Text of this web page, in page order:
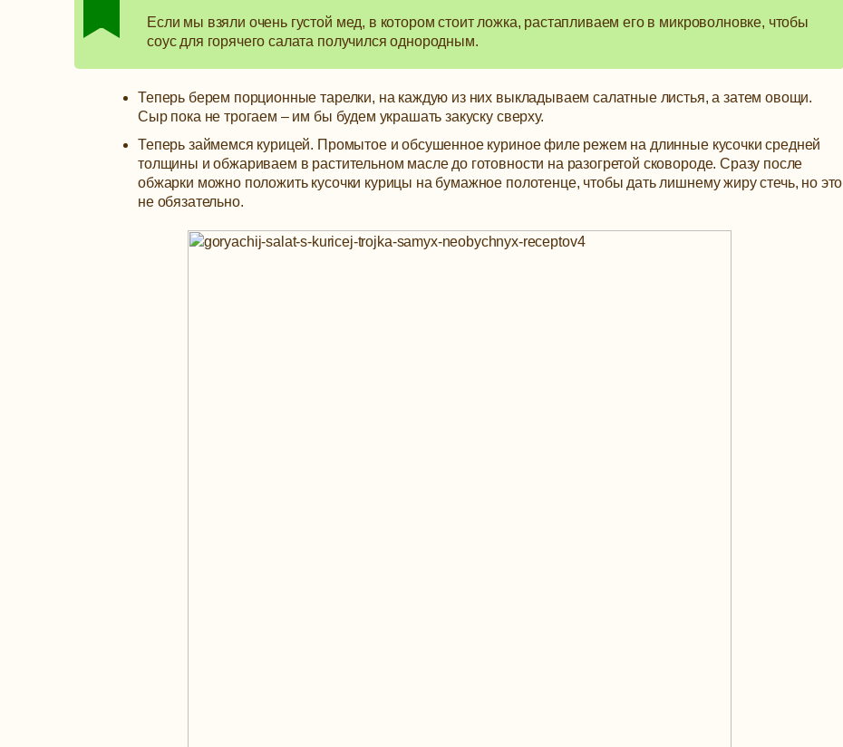
Если мы взяли очень густой мед, в котором стоит ложка, растапливаем его в микроволновке, чтобы
соус для горячего салата получился однородным.
Теперь берем порционные тарелки, на каждую из них выкладываем салатные листья, а затем овощи.
Сыр пока не трогаем – им бы будем украшать закуску сверху.
Теперь займемся курицей. Промытое и обсушенное куриное филе режем на длинные кусочки средней
толщины и обжариваем в растительном масле до готовности на разогретой сковороде. Сразу после
обжарки можно положить кусочки курицы на бумажное полотенце, чтобы дать лишнему жиру стечь, но это
не обязательно.